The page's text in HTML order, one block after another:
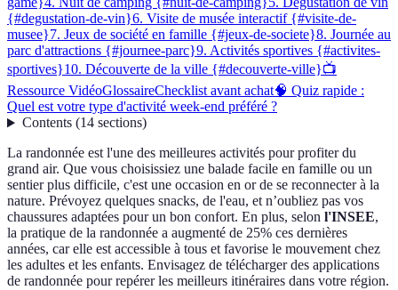
{#degustation-de-vin}6. Visite de musée interactif {#visite-de-
musee}7. Jeux de société en famille {#jeux-de-societe}8. Journée au
parc d'attractions {#journee-parc}9. Activités sportives {#activites-
sportives}10. Découverte de la ville {#decouverte-ville}📺
Ressource VidéoGlossaireChecklist avant achat🧠 Quiz rapide :
Quel est votre type d'activité week-end préféré ?
Contents(14 sections)
La randonnée est l'une des meilleures activités pour profiter du
grand air. Que vous choisissiez une balade facile en famille ou un
sentier plus difficile, c'est une occasion en or de se reconnecter à la
nature. Prévoyez quelques snacks, de l'eau, et n’oubliez pas vos
chaussures adaptées pour un bon confort. En plus, selon l'INSEE,
la pratique de la randonnée a augmenté de 25% ces dernières
années, car elle est accessible à tous et favorise le mouvement chez
les adultes et les enfants. Envisagez de télécharger des applications
de randonnée pour repérer les meilleurs itinéraires dans votre région.